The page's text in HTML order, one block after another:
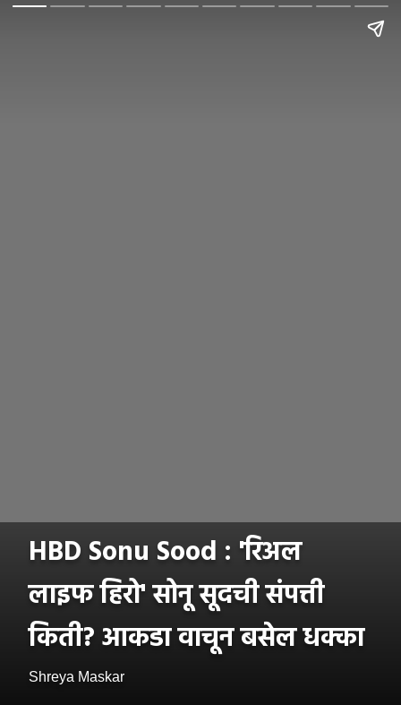
HBD Sonu Sood : 'रिअल
लाइफ हिरो' सोनू सूदची संपत्ती
किती? आकडा वाचून बसेल धक्का
Shreya Maskar